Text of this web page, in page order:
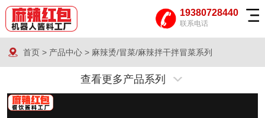
19380728440
联系电话
首页> 产品中心> 麻辣烫/冒菜/麻辣拌干拌冒菜系列
查看更多产品系列